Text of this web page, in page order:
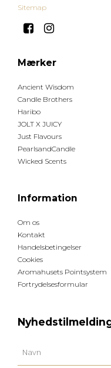
Sitemap
Mærker
Ancient Wisdom
Candle Brothers
Haribo
JOLT X JUICY
Just Flavours
PearlsandCandle
Wicked Scents
Information
Om os
Kontakt
Handelsbetingelser
Cookies
Aromahusets Pointsystem
Fortrydelsesformular